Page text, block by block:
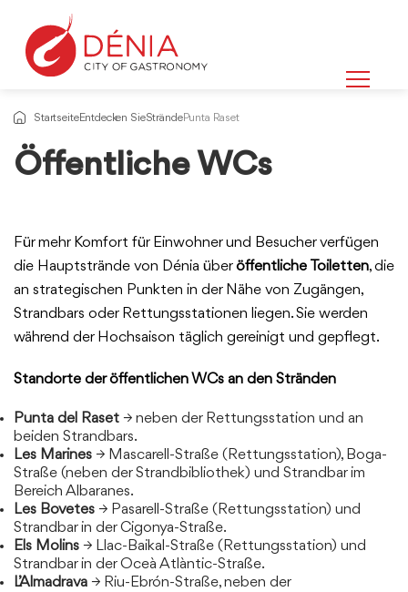
StartseiteEntdecken SieSträndePunta Raset
Öffentliche WCs
Für mehr Komfort für Einwohner und Besucher verfügen
die Hauptstrände von Dénia überöffentliche Toiletten, die
an strategischen Punkten in der Nähe von Zugängen,
Strandbars oder Rettungsstationen liegen. Sie werden
während der Hochsaison täglich gereinigt und gepflegt.
Standorte der öffentlichen WCs an den Stränden
Punta del Raset → neben der Rettungsstation und an
beiden Strandbars.
Les Marines → Mascarell-Straße (Rettungsstation), Boga-
Straße (neben der Strandbibliothek) und Strandbar im
Bereich Albaranes.
Les Bovetes → Pasarell-Straße (Rettungsstation) und
Strandbar in der Cigonya-Straße.
Els Molins → Llac-Baikal-Straße (Rettungsstation) und
Strandbar in der Oceà Atlàntic-Straße.
L’Almadrava → Riu-Ebrón-Straße, neben der